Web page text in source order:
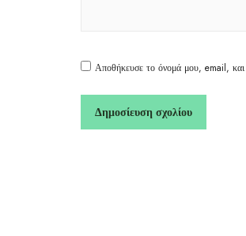
Αποθήκευσε το όνομά μου, email, και